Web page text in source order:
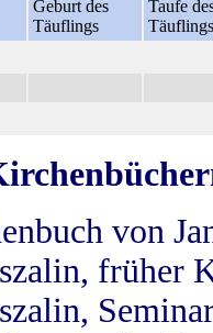
Geburt des
Täuflings
Taufe
Täuflings
von
früher